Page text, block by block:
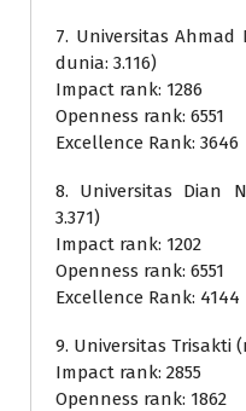
7. Universitas
dunia: 3.116)
Impact rank: 1286
Openness rank: 6551
Excellence Rank: 3646
8. Universitas Dian
3.371)
Impact rank: 1202
Openness rank: 6551
Excellence Rank: 4144
9. Universitas Trisakti
Impact rank: 2855
Openness rank: 1862